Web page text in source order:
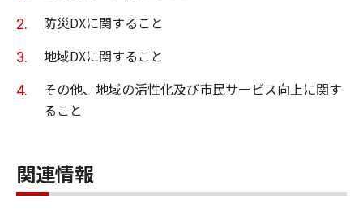
防災DXに関すること
地域DXに関すること
その他、地域の活性化及び市民サービス向上に関す
ること
関連情報